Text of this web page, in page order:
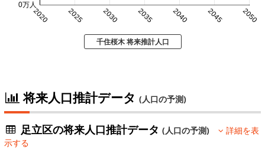
2020 2025 2030 2035 2040 2045 2050
0万人
千住桜木 将来推計人口
将来人口推計データ (人口の予測)
足立区の将来人口推計データ(人口の予測)
詳細を表
示する